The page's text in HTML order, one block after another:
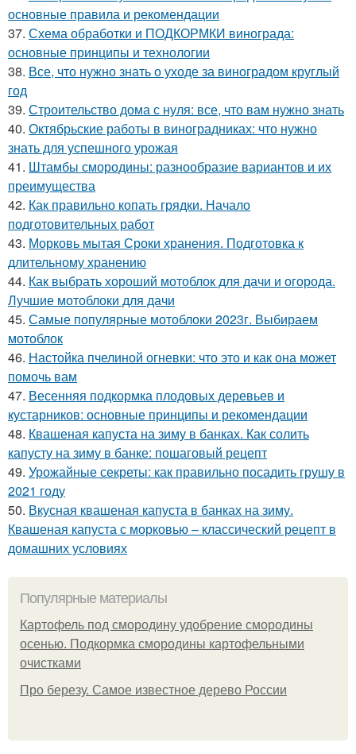
основные правила и рекомендации
37. Схема обработки и ПОДКОРМКИ винограда:
основные принципы и технологии
38. Все, что нужно знать о уходе за виноградом круглый
год
39. Строительство дома с нуля: все, что вам нужно знать
40. Октябрьские работы в виноградниках: что нужно
знать для успешного урожая
41. Штамбы смородины: разнообразие вариантов и их
преимущества
42. Как правильно копать грядки. Начало
подготовительных работ
43. Морковь мытая Сроки хранения. Подготовка к
длительному хранению
44. Как выбрать хороший мотоблок для дачи и огорода.
Лучшие мотоблоки для дачи
45. Самые популярные мотоблоки 2023г. Выбираем
мотоблок
46. Настойка пчелиной огневки: что это и как она может
помочь вам
47. Весенняя подкормка плодовых деревьев и
кустарников: основные принципы и рекомендации
48. Квашеная капуста на зиму в банках. Как солить
капусту на зиму в банке: пошаговый рецепт
49. Урожайные секреты: как правильно посадить грушу в
2021 году
50. Вкусная квашеная капуста в банках на зиму.
Квашеная капуста с морковью – классический рецепт в
домашних условиях
Популярные материалы
Картофель под смородину удобрение смородины
осенью. Подкормка смородины картофельными
очистками
Про березу. Самое известное дерево России